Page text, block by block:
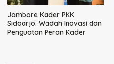
Jambore Kader PKK
Sidoarjo: Wadah Inovasi dan
Penguatan Peran Kader